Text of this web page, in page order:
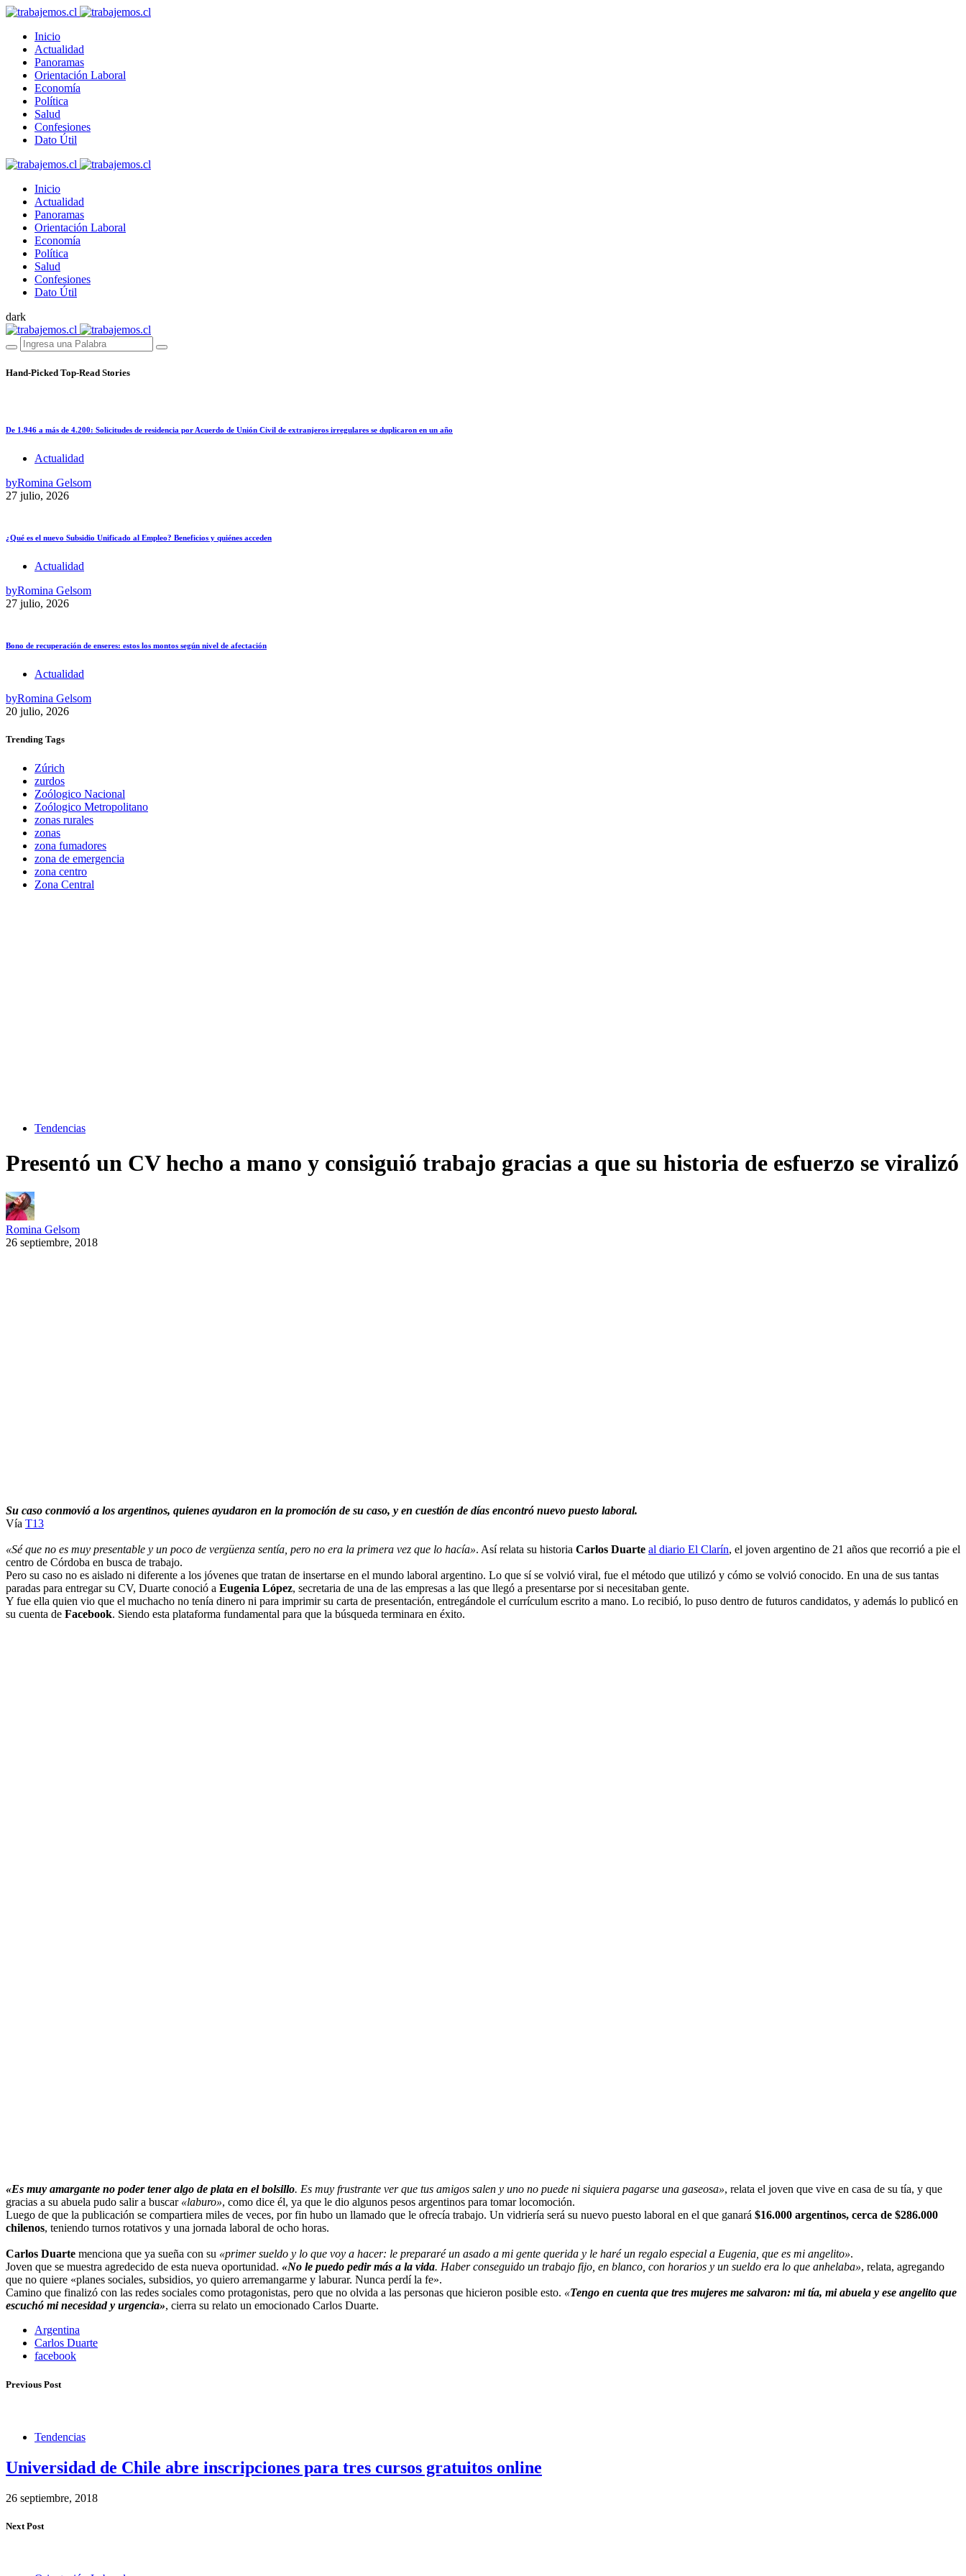
Inicio
Actualidad
Panoramas
Orientación Laboral
Economía
Política
Salud
Confesiones
Dato Útil
Inicio
Actualidad
Panoramas
Orientación Laboral
Economía
Política
Salud
Confesiones
Dato Útil
dark
Hand-Picked Top-Read Stories
De 1.946 a más de 4.200: Solicitudes de residencia por Acuerdo de Unión Civil de extranjeros irregulares se duplicaron en un año
Actualidad
byRomina Gelsom
27 julio, 2026
¿Qué es el nuevo Subsidio Unificado al Empleo? Beneficios y quiénes acceden
Actualidad
byRomina Gelsom
27 julio, 2026
Bono de recuperación de enseres: estos los montos según nivel de afectación
Actualidad
byRomina Gelsom
20 julio, 2026
Trending Tags
Zúrich
zurdos
Zoólogico Nacional
Zoólogico Metropolitano
zonas rurales
zonas
zona fumadores
zona de emergencia
zona centro
Zona Central
Tendencias
Presentó un CV hecho a mano y consiguió trabajo gracias a que su historia de esfuerzo se viralizó
Romina Gelsom
26 septiembre, 2018
Su caso conmovió a los argentinos, quienes ayudaron en la promoción de su caso, y en cuestión de días encontró nuevo puesto laboral.
Vía T13
«Sé que no es muy presentable y un poco de vergüenza sentía, pero no era la primera vez que lo hacía». Así relata su historia Carlos Duarte al diario El Clarín, el joven argentino de 21 años que recorrió a pie el
centro de Córdoba en busca de trabajo.
Pero su caso no es aislado ni diferente a los jóvenes que tratan de insertarse en el mundo laboral argentino. Lo que sí se volvió viral, fue el método que utilizó y cómo se volvió conocido. En una de sus tantas
paradas para entregar su CV, Duarte conoció a Eugenia López, secretaria de una de las empresas a las que llegó a presentarse por si necesitaban gente.
Y fue ella quien vio que el muchacho no tenía dinero ni para imprimir su carta de presentación, entregándole el currículum escrito a mano. Lo recibió, lo puso dentro de futuros candidatos, y además lo publicó en
su cuenta de Facebook. Siendo esta plataforma fundamental para que la búsqueda terminara en éxito.
«Es muy amargante no poder tener algo de plata en el bolsillo. Es muy frustrante ver que tus amigos salen y uno no puede ni siquiera pagarse una gaseosa», relata el joven que vive en casa de su tía, y que
gracias a su abuela pudo salir a buscar«laburo», como dice él, ya que le dio algunos pesos argentinos para tomar locomoción.
Luego de que la publicación se compartiera miles de veces, por fin hubo un llamado que le ofrecía trabajo. Un vidriería será su nuevo puesto laboral en el que ganará $16.000 argentinos, cerca de $286.000
chilenos, teniendo turnos rotativos y una jornada laboral de ocho horas.
Carlos Duarte menciona que ya sueña con su «primer sueldo y lo que voy a hacer: le prepararé un asado a mi gente querida y le haré un regalo especial a Eugenia, que es mi angelito».
Joven que se muestra agredecido de esta nueva oportunidad. «No le puedo pedir más a la vida. Haber conseguido un trabajo fijo, en blanco, con horarios y un sueldo era lo que anhelaba», relata, agregando
que no quiere «planes sociales, subsidios, yo quiero arremangarme y laburar. Nunca perdí la fe».
Camino que finalizó con las redes sociales como protagonistas, pero que no olvida a las personas que hicieron posible esto. «Tengo en cuenta que tres mujeres me salvaron: mi tía, mi abuela y ese angelito que
escuchó mi necesidad y urgencia», cierra su relato un emocionado Carlos Duarte.
Argentina
Carlos Duarte
facebook
Previous Post
Tendencias
Universidad de Chile abre inscripciones para tres cursos gratuitos online
26 septiembre, 2018
Next Post